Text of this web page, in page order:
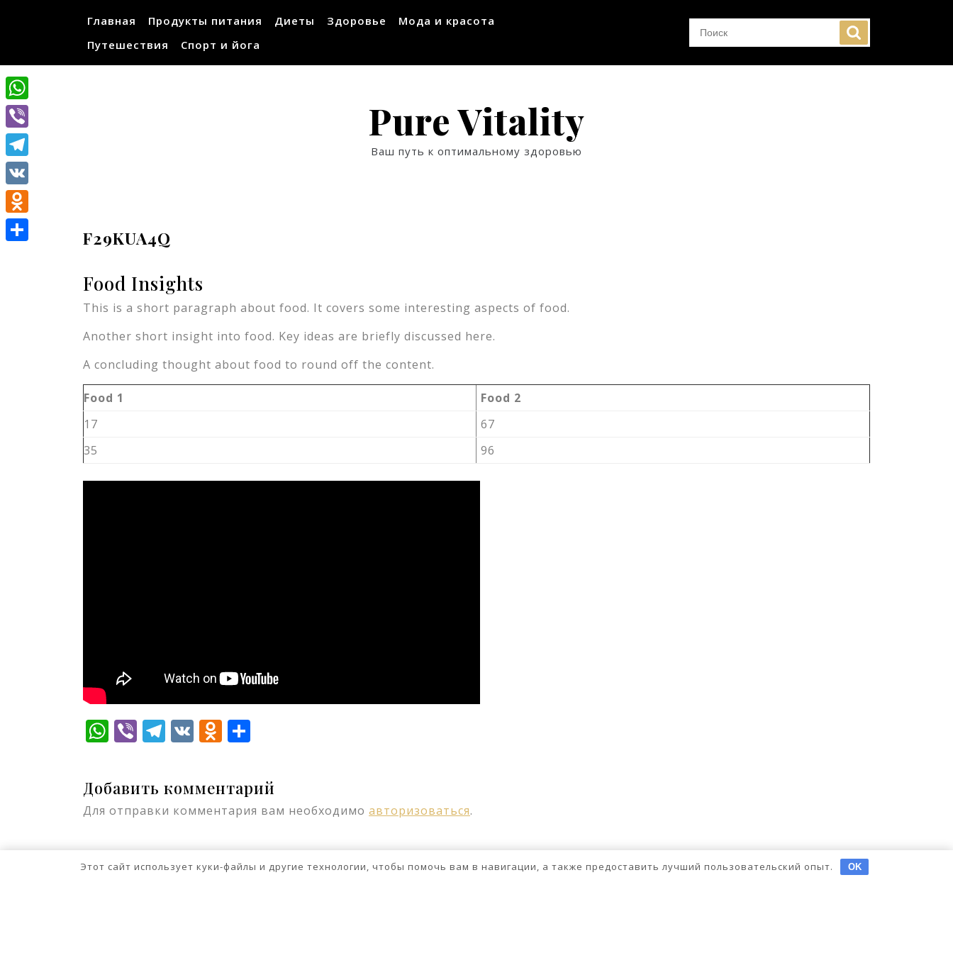
Главная Продукты питания Диеты Здоровье
Мода и красота
Путешествия
Спорт и йога
Pure Vitality
Ваш путь к оптимальному здоровью
F29KUA4Q
Food Insights
This is a short paragraph about food. It covers some interesting aspects of food.
Another short insight into food. Key ideas are briefly discussed here.
A concluding thought about food to round off the content.
Food 1
Food 2
17
67
35
96
WhatsApp
ViberTelegram
VKOdnoklassniki
Добавить комментарий
Для отправки комментария вам необходимо авторизоваться.
WhatsApp
Viber
Telegram
VK
Odnoklassniki
Этот сайт использует куки-файлы и другие технологии, чтобы помочь вам в навигации, а также предоставить лучший пользовательский опыт. OK